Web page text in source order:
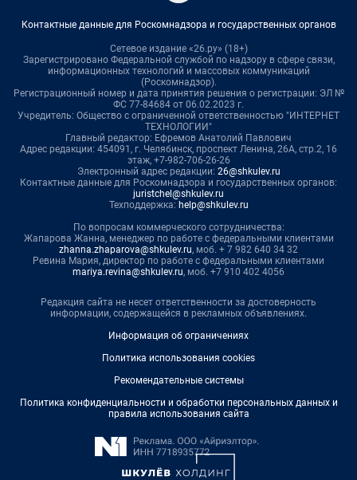
Контактные данные для Роскомнадзора и государственных органов
Сетевое издание «26.ру» (18+)
Зарегистрировано Федеральной службой по надзору в сфере связи,
информационных технологий и массовых коммуникаций
(Роскомнадзор).
Регистрационный номер и дата принятия решения о регистрации: ЭЛ №
ФС 77-84684 от 06.02.2023 г.
Учредитель: Общество с ограниченной ответственностью "ИНТЕРНЕТ
ТЕХНОЛОГИИ"
Главный редактор: Ефремов Анатолий Павлович
Адрес редакции: 454091, г. Челябинск, проспект Ленина, 26А, стр.2, 16
этаж, +7-982-706-26-26
Электронный адрес редакции: 26@shkulev.ru
Контактные данные для Роскомнадзора и государственных органов:
juristchel@shkulev.ru
Техподдержка: help@shkulev.ru
По вопросам коммерческого сотрудничества:
Жапарова Жанна, менеджер по работе с федеральными клиентами
zhanna.zhaparova@shkulev.ru, моб. + 7 982 640 34 32
Ревина Мария, директор по работе с федеральными клиентами
mariya.revina@shkulev.ru, моб. +7 910 402 4056
Редакция сайта не несет ответственности за достоверность
информации, содержащейся в рекламных объявлениях.
Информация об ограничениях
Политика использования cookies
Рекомендательные системы
Политика конфиденциальности и обработки персональных данных и
правила использования сайта